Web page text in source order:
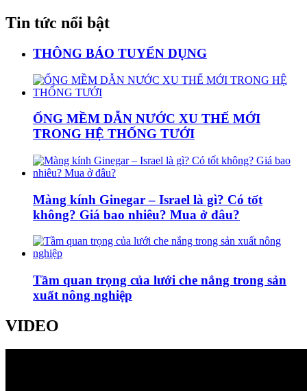
Tin tức nổi bật
THÔNG BÁO TUYỂN DỤNG
ỐNG MỀM DẪN NƯỚC XU THẾ MỚI
TRONG HỆ THỐNG TƯỚI
Màng kính Ginegar – Israel là gì? Có tốt
không? Giá bao nhiêu? Mua ở đâu?
Tầm quan trọng của lưới che nắng trong sản
xuất nông nghiệp
VIDEO